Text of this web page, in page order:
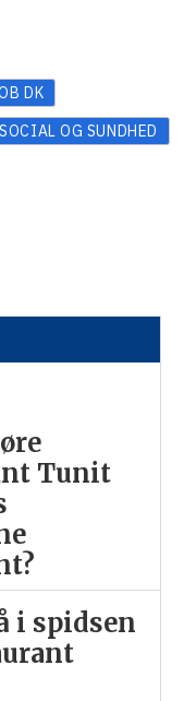
DK
SOCIAL OG SUNDHED
Tunit
i spidsen